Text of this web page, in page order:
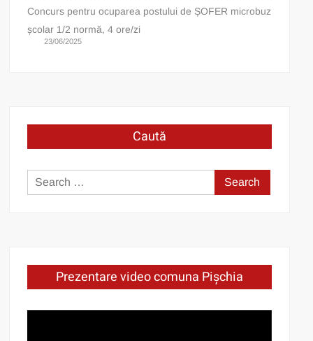
Concurs pentru ocuparea postului de ȘOFER microbuz
școlar 1/2 normă, 4 ore/zi
23/06/2025
Caută
Search
for:
Prezentare video comuna Pișchia